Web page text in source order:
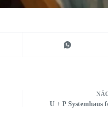
U + P Systemhaus